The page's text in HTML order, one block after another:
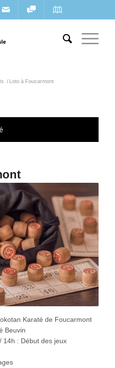
/ Loto à Foucarmont
Karaté de Foucarmont
Beuvin
14h : Début des jeux